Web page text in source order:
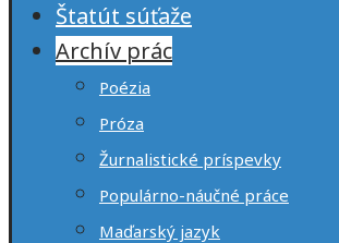
Štatút súťaže
Archív prác
Poézia
Próza
Žurnalistické príspevky
Populárno-náučné práce
Maďarský jazyk